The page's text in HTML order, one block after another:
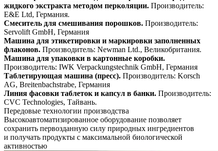
жидкого экстракта методом перколяции. Производитель:
E&E Ltd, Германия.
Смеситель для смешивания порошков. Производитель:
Servolift GmbH, Германия
Машина для этикетировки и маркировки заполненных
флаконов. Производитель: Newman Ltd., Великобритания.
Машина для упаковки в картонные коробки.
Производитель: IWK Verpackungstechnik GmbH, Германия
Таблетирующая машина (пресс). Производитель: Korsch
AG, Breitenbachstrabe, Германия
Линия фасовки таблеток и капсул в банки. Производитель:
CVC Technologies, Тайвань.
Передовые технологии производства
Высокоавтоматизированное оборудование позволяет
сохранить первозданную силу природных ингредиентов
и получать продукты с максимальной биологической
активностью